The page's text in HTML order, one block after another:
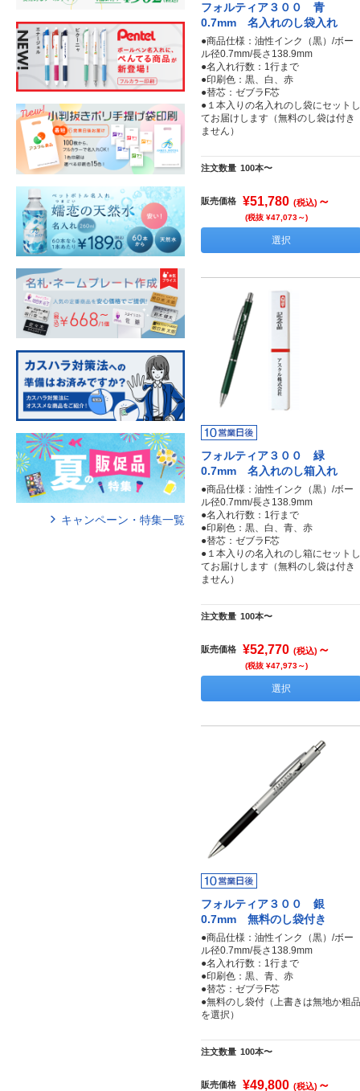
フォルティア３００ 青
0.7mm 名入れのし袋入れ
●商品仕様：油性インク（黒）/ボー
ル径0.7mm/長さ138.9mm
●名入れ行数：1行まで
●印刷色：黒、白、赤
●替芯：ゼブラF芯
●１本入りの名入れのし袋にセットし
てお届けします（無料のし袋は付き
ません）
注文数量 100本〜
販売価格 ¥51,780 (税込) ～
(税抜 ¥47,073～)
選択
フォルティア３００ 緑
0.7mm 名入れのし箱入れ
●商品仕様：油性インク（黒）/ボー
ル径0.7mm/長さ138.9mm
●名入れ行数：1行まで
●印刷色：黒、白、青、赤
●替芯：ゼブラF芯
●１本入りの名入れのし箱にセットし
てお届けします（無料のし袋は付き
ません）
注文数量 100本〜
販売価格 ¥52,770 (税込) ～
(税抜 ¥47,973～)
選択
フォルティア３００ 銀
0.7mm 無料のし袋付き
●商品仕様：油性インク（黒）/ボー
ル径0.7mm/長さ138.9mm
●名入れ行数：1行まで
●印刷色：黒、青、赤
●替芯：ゼブラF芯
●無料のし袋付（上書きは無地か粗品
を選択）
注文数量 100本〜
販売価格 ¥49,800 (税込) ～
キャンペーン・特集一覧